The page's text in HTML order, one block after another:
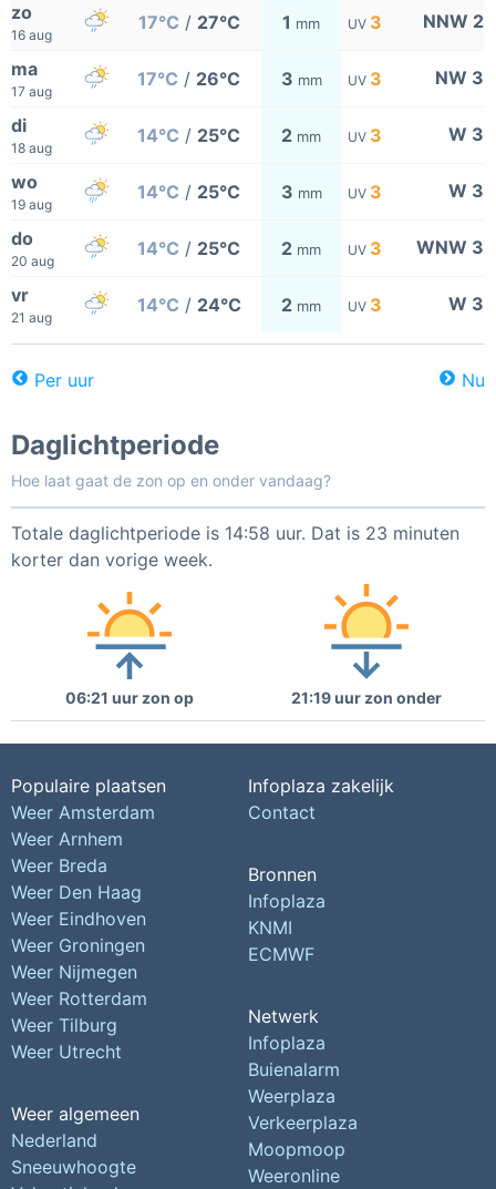
zo
16 aug
17°C / 27°C 1 mm UV 3 NNW 2
ma
17 aug
17°C / 26°C 3 mm UV 3 NW 3
di
18 aug
14°C / 25°C 2 mm UV 3 W 3
wo
19 aug
14°C / 25°C 3 mm UV 3 W 3
do
20 aug
14°C / 25°C 2 mm UV 3 WNW 3
vr
21 aug
14°C / 24°C 2 mm UV 3 W 3
Per uur Nu
Daglichtperiode
Hoe laat gaat de zon op en onder vandaag?
Totale daglichtperiode is 14:58 uur. Dat is 23 minuten
korter dan vorige week.
06:21 uur zon op 21:19 uur zon onder
Populaire plaatsen
Weer Amsterdam
Weer Arnhem
Weer Breda
Weer Den Haag
Weer Eindhoven
Weer Groningen
Weer Nijmegen
Weer Rotterdam
Weer Tilburg
Weer Utrecht
Weer algemeen
Nederland
Sneeuwhoogte
Infoplaza zakelijk
Contact
Bronnen
Infoplaza
KNMI
ECMWF
Netwerk
Infoplaza
Buienalarm
Weerplaza
Verkeerplaza
Moopmoop
Weeronline